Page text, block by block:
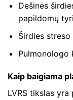
Dešinės
papildomų
Širdies
Pulmonologo
Kaip baigiama
LVRS tikslas